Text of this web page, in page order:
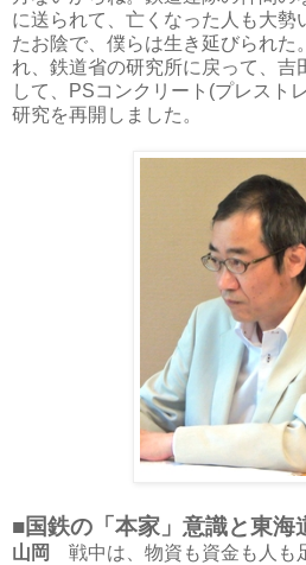
に送られて、亡くなった人も大勢
たお陰で、僕らは生き延びられた
れ、鉄道省の研究所に戻って、吉
して、PSコンクリート(プレスト
研究を再開しました。
■国鉄の「本家」意識と東海
山岡
戦中は、物資も資金も人も